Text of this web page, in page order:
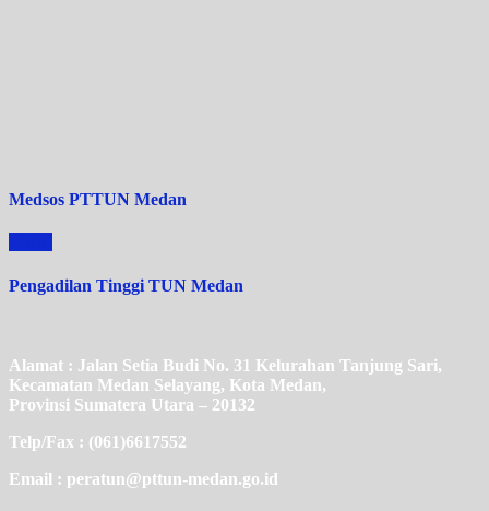
Medsos PTTUN Medan
Pengadilan Tinggi TUN Medan
Alamat : Jalan Setia Budi No. 31 Kelurahan Tanjung Sari,
Kecamatan Medan Selayang, Kota Medan,
Provinsi Sumatera Utara – 20132
Telp/Fax : (061)6617552
Email : peratun@pttun-medan.go.id